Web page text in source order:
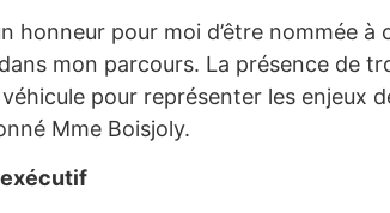
honneur pour moi d’être nommée
mon parcours. La présence de
pour représenter les enjeux
Mme Boisjoly.